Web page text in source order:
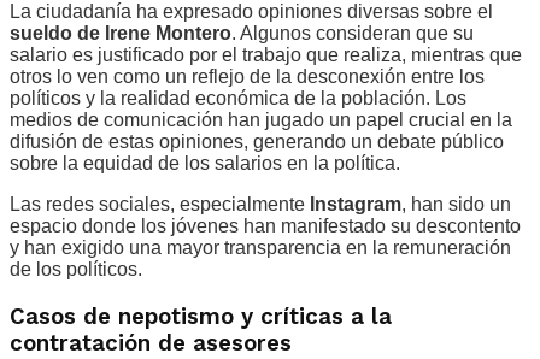
La ciudadanía ha expresado opiniones diversas sobre el
sueldo de Irene Montero. Algunos consideran que su
salario es justificado por el trabajo que realiza, mientras que
otros lo ven como un reflejo de la desconexión entre los
políticos y la realidad económica de la población. Los
medios de comunicación han jugado un papel crucial en la
difusión de estas opiniones, generando un debate público
sobre la equidad de los salarios en la política.
Las redes sociales, especialmente Instagram, han sido un
espacio donde los jóvenes han manifestado su descontento
y han exigido una mayor transparencia en la remuneración
de los políticos.
Casos de nepotismo y críticas a la
contratación de asesores